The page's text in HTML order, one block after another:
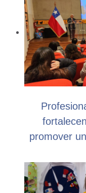
promover